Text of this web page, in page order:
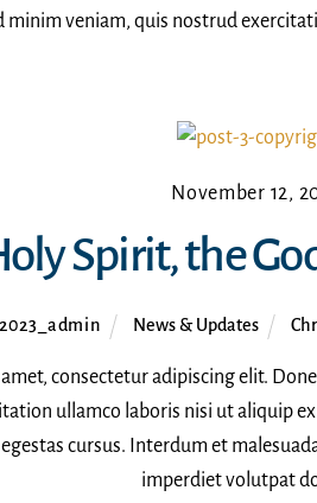
minim veniam, quis nostrud
November 12,
Spirit, the
News & Updates
consectetur adipiscing elit.
ullamco laboris nisi ut aliquip
cursus. Interdum et
imperdiet volutpat